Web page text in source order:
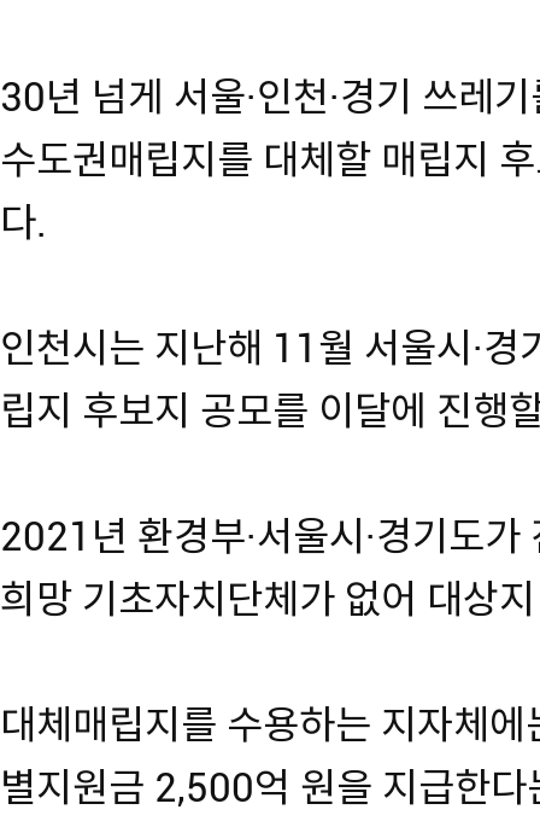
30년 넘게 서울·인천·경기 쓰레
수도권매립지를 대체할 매립지
다.
인천시는 지난해 11월 서울시·
립지 후보지 공모를 이달에 진행
2021년 환경부·서울시·경기도
희망 기초자치단체가 없어 대상
대체매립지를 수용하는 지자체
별지원금 2,500억 원을 지급한